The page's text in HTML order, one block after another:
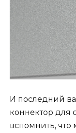
И последний
коннектор для
вспомнить,